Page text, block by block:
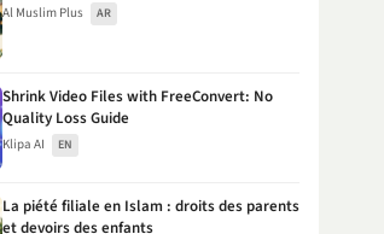
Al Muslim Plus AR
Shrink Video Files with FreeConvert: No
Quality Loss Guide
Klipa AI EN
La piété filiale en Islam : droits des parents
et devoirs des enfants